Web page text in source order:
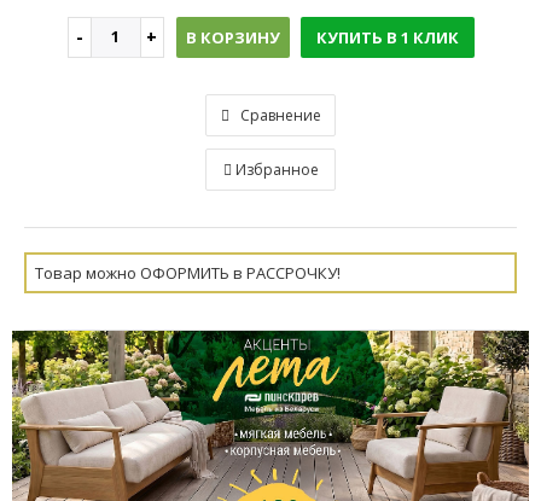
В КОРЗИНУ КУПИТЬ В 1 КЛИК
Сравнение
Избранное
Товар можно ОФОРМИТЬ в РАССРОЧКУ!